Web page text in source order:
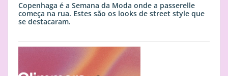
Copenhaga é a Semana da Moda onde a passerelle
começa na rua. Estes são os looks de street style que
se destacaram.